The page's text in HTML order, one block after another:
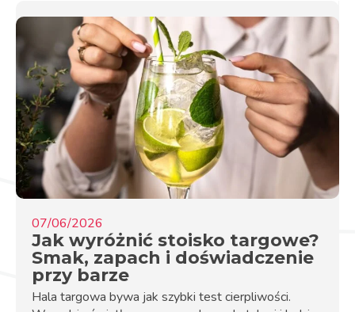
07/06/2026
Jak wyróżnić stoisko targowe?
Smak, zapach i doświadczenie
przy barze
Hala targowa bywa jak szybki test cierpliwości.